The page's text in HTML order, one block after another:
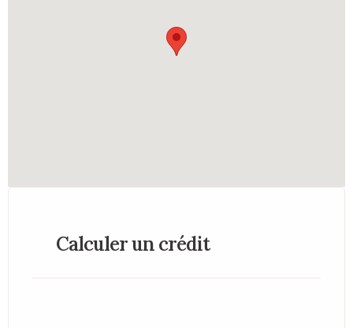
Calculer un crédit